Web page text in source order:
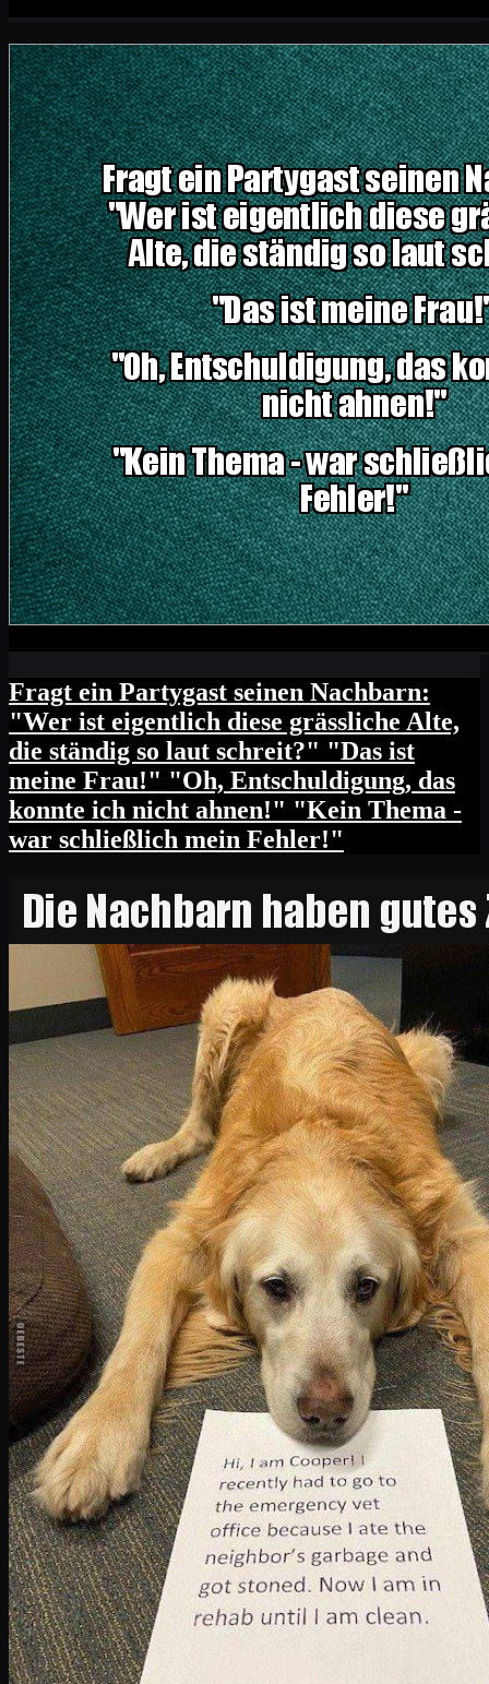
Fragt ein Partygast seinen Nachbarn:
"Wer ist eigentlich diese grässliche Alte,
die ständig so laut schreit?" "Das ist
meine Frau!" "Oh, Entschuldigung, das
konnte ich nicht ahnen!" "Kein Thema -
war schließlich mein Fehler!"